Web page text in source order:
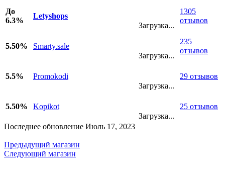
До
6.3%
Letyshops
Загрузка...
1305
отзывов
5.50%
Smarty.sale
Загрузка...
235
отзывов
5.5%
Promokodi
Загрузка...
29 отзывов
5.50%
Kopikot
Загрузка...
25 отзывов
Последнее обновление Июль 17, 2023
Предыдущий магазин
Следующий магазин